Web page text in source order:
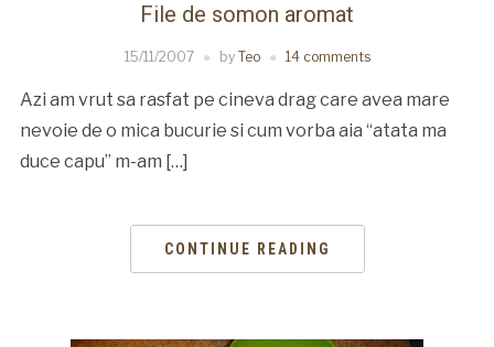
File de somon aromat
15/11/2007 by Teo 14 comments
Azi am vrut sa rasfat pe cineva drag care avea mare
nevoie de o mica bucurie si cum vorba aia “atata ma
duce capu” m-am […]
CONTINUE READING